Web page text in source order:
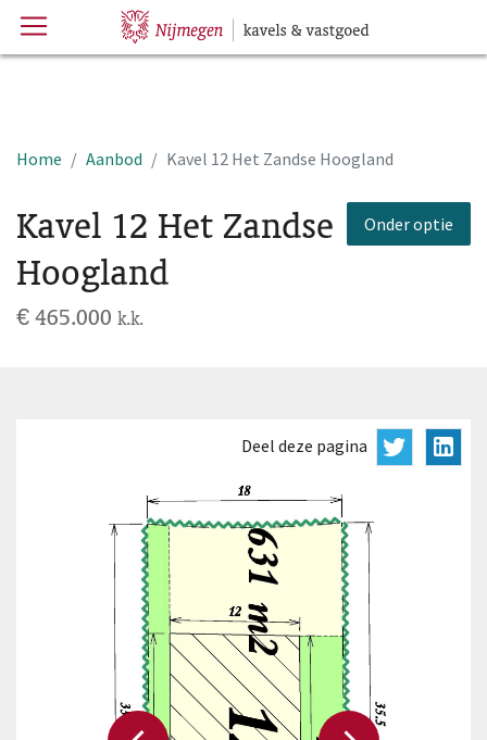
Menu Hoofdpagina
Home Aanbod Kavel 12 Het Zandse Hoogland
Onder optie
Kavel 12 Het Zandse
Hoogland
€ 465.000 k.k.
Deel deze pagina Deel deze
Deel